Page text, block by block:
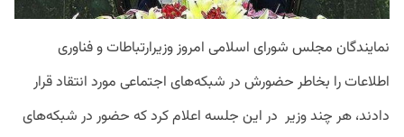
نمایندگان مجلس شورای اسلامی امروز وزیرارتباطات و فناوری
اطلاعات را بخاطر حضورش در شبکه‌های اجتماعی مورد انتقاد قرار
دادند، هر چند وزیر در این جلسه اعلام کرد که حضور در شبکه‌های